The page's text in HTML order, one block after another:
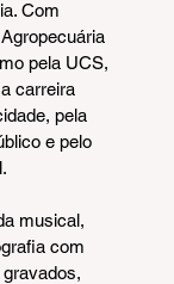
Com
pela UCS,
carreira
pela
e pelo
musical,
com